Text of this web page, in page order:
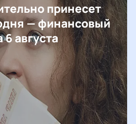
принесет
— финансовый
августа